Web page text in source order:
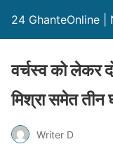
24 GhanteOnline |
वर्चस्व को लेकर
मिश्रा समेत तीन
Writer D